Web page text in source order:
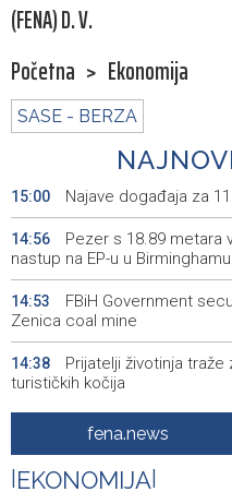
(FENA) D. V.
Početna > Ekonomija
SASE - BERZA
15:00 Najave događaja za
14:56
Pezer s 18.89 metara
nastup na EP-u u Birminghamu
14:53
FBiH Government
Zenica coal mine
14:38
Prijatelji životinja
turističkih kočija
Saopćenje za javnost
14:30
Selektor Gjergja
Zmajeva kreću 12. augusta
fena.news
EKONOMIJA